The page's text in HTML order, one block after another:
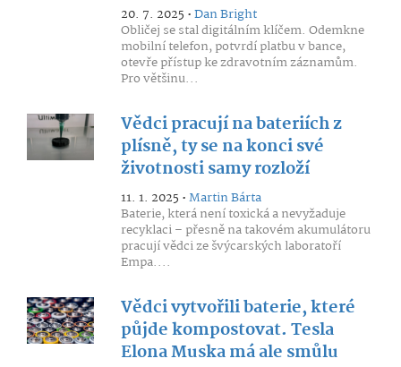
20. 7. 2025 •Dan Bright
Obličej se stal digitálním klíčem. Odemkne
mobilní telefon, potvrdí platbu v bance,
otevře přístup ke zdravotním záznamům.
Pro většinu...
Vědci pracují na bateriích z
plísně, ty se na konci své
životnosti samy rozloží
11. 1. 2025 •Martin Bárta
Baterie, která není toxická a nevyžaduje
recyklaci – přesně na takovém akumulátoru
pracují vědci ze švýcarských laboratoří
Empa....
Vědci vytvořili baterie, které
půjde kompostovat. Tesla
Elona Muska má ale smůlu